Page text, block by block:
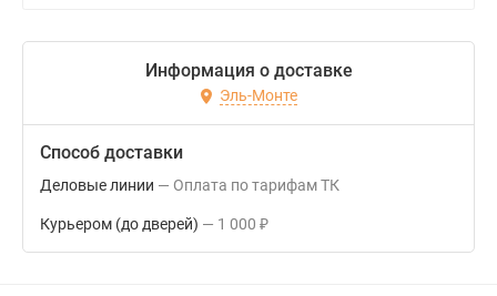
Информация о доставке
Эль-Монте
Способ доставки
Деловые линии Оплата по тарифам ТК
Курьером (до дверей) 1 000 ₽